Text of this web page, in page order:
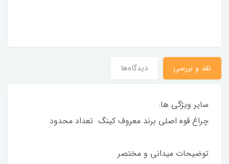
نقد و بررسی دیدگاه‌ها
سایر ویژگی ها:
چراغ قوه اصلی برند معروف کینگ تعداد محدود
توضیحات میدانی و مختصر